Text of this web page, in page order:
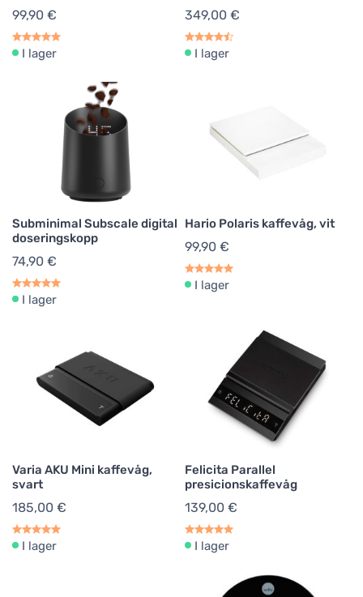
99,90 €
I lager
349,00 €
I lager
Subminimal Subscale digital
doseringskopp
74,90 €
I lager
Hario Polaris kaffevåg, vit
99,90 €
I lager
Varia AKU Mini kaffevåg,
svart
185,00 €
I lager
Felicita Parallel
presicionskaffevåg
139,00 €
I lager